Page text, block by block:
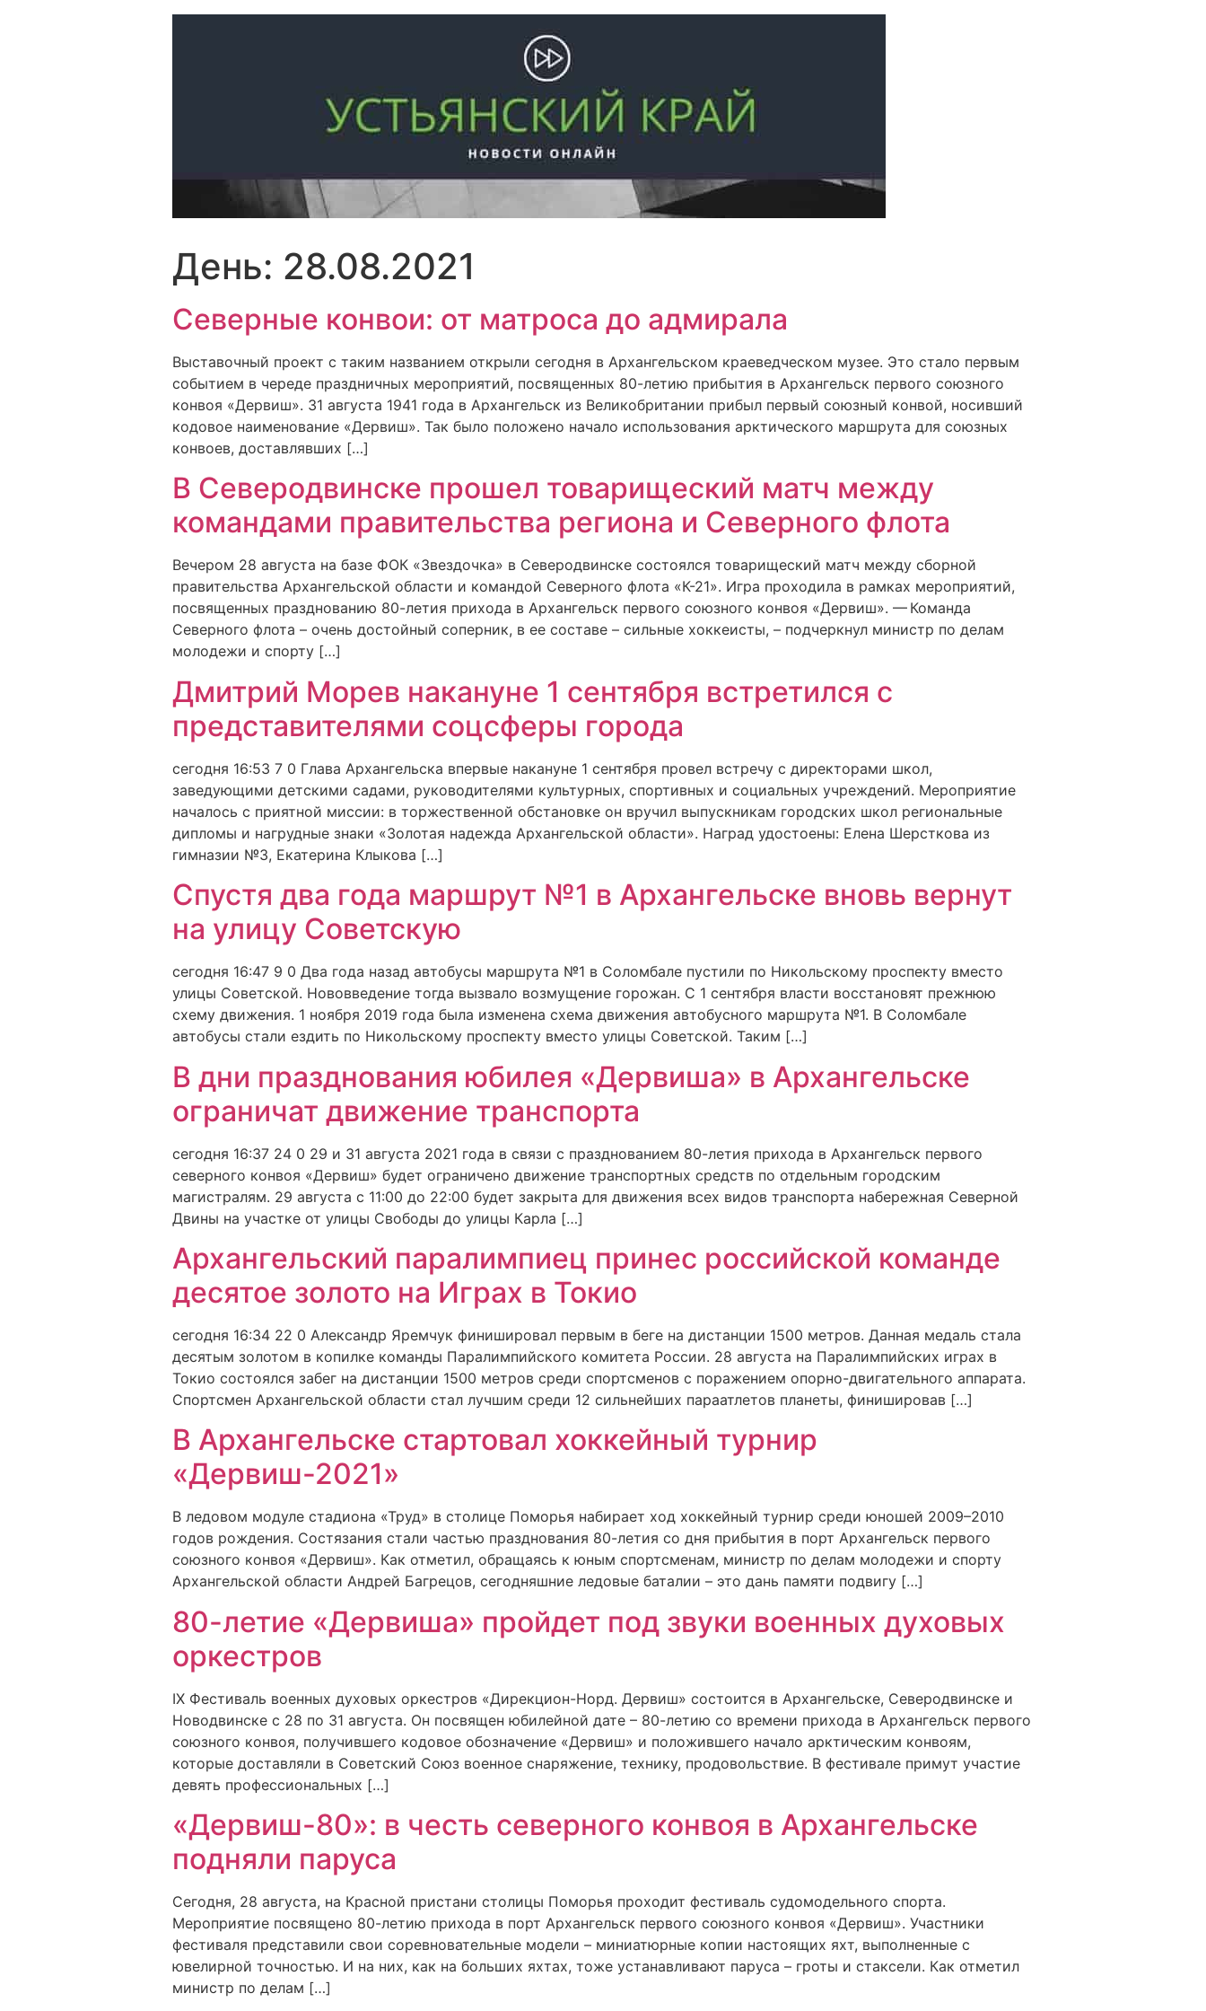
День: 28.08.2021
Северные конвои: от матроса до адмирала
Выставочный проект с таким названием открыли сегодня в Архангельском краеведческом музее. Это стало первым
событием в череде праздничных мероприятий, посвященных 80-летию прибытия в Архангельск первого союзного
конвоя «Дервиш». 31 августа 1941 года в Архангельск из Великобритании прибыл первый союзный конвой, носивший
кодовое наименование «Дервиш». Так было положено начало использования арктического маршрута для союзных
конвоев, доставлявших […]
В Северодвинске прошел товарищеский матч между
командами правительства региона и Северного флота
Вечером 28 августа на базе ФОК «Звездочка» в Северодвинске состоялся товарищеский матч между сборной
правительства Архангельской области и командой Северного флота «К-21». Игра проходила в рамках мероприятий,
посвященных празднованию 80-летия прихода в Архангельск первого союзного конвоя «Дервиш». — Команда
Северного флота – очень достойный соперник, в ее составе – сильные хоккеисты, – подчеркнул министр по делам
молодежи и спорту […]
Дмитрий Морев накануне 1 сентября встретился с
представителями соцсферы города
сегодня 16:53 7 0 Глава Архангельска впервые накануне 1 сентября провел встречу с директорами школ,
заведующими детскими садами, руководителями культурных, спортивных и социальных учреждений. Мероприятие
началось с приятной миссии: в торжественной обстановке он вручил выпускникам городских школ региональные
дипломы и нагрудные знаки «Золотая надежда Архангельской области». Наград удостоены: Елена Шерсткова из
гимназии №3, Екатерина Клыкова […]
Спустя два года маршрут №1 в Архангельске вновь вернут
на улицу Советскую
сегодня 16:47 9 0 Два года назад автобусы маршрута №1 в Соломбале пустили по Никольскому проспекту вместо
улицы Советской. Нововведение тогда вызвало возмущение горожан. С 1 сентября власти восстановят прежнюю
схему движения. 1 ноября 2019 года была изменена схема движения автобусного маршрута №1. В Соломбале
автобусы стали ездить по Никольскому проспекту вместо улицы Советской. Таким […]
В дни празднования юбилея «Дервиша» в Архангельске
ограничат движение транспорта
сегодня 16:37 24 0 29 и 31 августа 2021 года в связи с празднованием 80-летия прихода в Архангельск первого
северного конвоя «Дервиш» будет ограничено движение транспортных средств по отдельным городским
магистралям. 29 августа с 11:00 до 22:00 будет закрыта для движения всех видов транспорта набережная Северной
Двины на участке от улицы Свободы до улицы Карла […]
Архангельский паралимпиец принес российской команде
десятое золото на Играх в Токио
сегодня 16:34 22 0 Александр Яремчук финишировал первым в беге на дистанции 1500 метров. Данная медаль стала
десятым золотом в копилке команды Паралимпийского комитета России. 28 августа на Паралимпийских играх в
Токио состоялся забег на дистанции 1500 метров среди спортсменов с поражением опорно-двигательного аппарата.
Спортсмен Архангельской области стал лучшим среди 12 сильнейших параатлетов планеты, финишировав […]
В Архангельске стартовал хоккейный турнир
«Дервиш-2021»
В ледовом модуле стадиона «Труд» в столице Поморья набирает ход хоккейный турнир среди юношей 2009–2010
годов рождения. Состязания стали частью празднования 80-летия со дня прибытия в порт Архангельск первого
союзного конвоя «Дервиш». Как отметил, обращаясь к юным спортсменам, министр по делам молодежи и спорту
Архангельской области Андрей Багрецов, сегодняшние ледовые баталии – это дань памяти подвигу […]
80-летие «Дервиша» пройдет под звуки военных духовых
оркестров
IX Фестиваль военных духовых оркестров «Дирекцион-Норд. Дервиш» состоится в Архангельске, Северодвинске и
Новодвинске с 28 по 31 августа. Он посвящен юбилейной дате – 80-летию со времени прихода в Архангельск первого
союзного конвоя, получившего кодовое обозначение «Дервиш» и положившего начало арктическим конвоям,
которые доставляли в Советский Союз военное снаряжение, технику, продовольствие. В фестивале примут участие
девять профессиональных […]
«Дервиш-80»: в честь северного конвоя в Архангельске
подняли паруса
Сегодня, 28 августа, на Красной пристани столицы Поморья проходит фестиваль судомодельного спорта.
Мероприятие посвящено 80-летию прихода в порт Архангельск первого союзного конвоя «Дервиш». Участники
фестиваля представили свои соревновательные модели – миниатюрные копии настоящих яхт, выполненные с
ювелирной точностью. И на них, как на больших яхтах, тоже устанавливают паруса – гроты и стаксели. Как отметил
министр по делам […]